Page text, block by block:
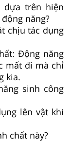
dựa trên hiện
năng?
chịu tác dụng
Động năng
mất đi mà chỉ
kia.
sinh công
lên vật khi
chất này?